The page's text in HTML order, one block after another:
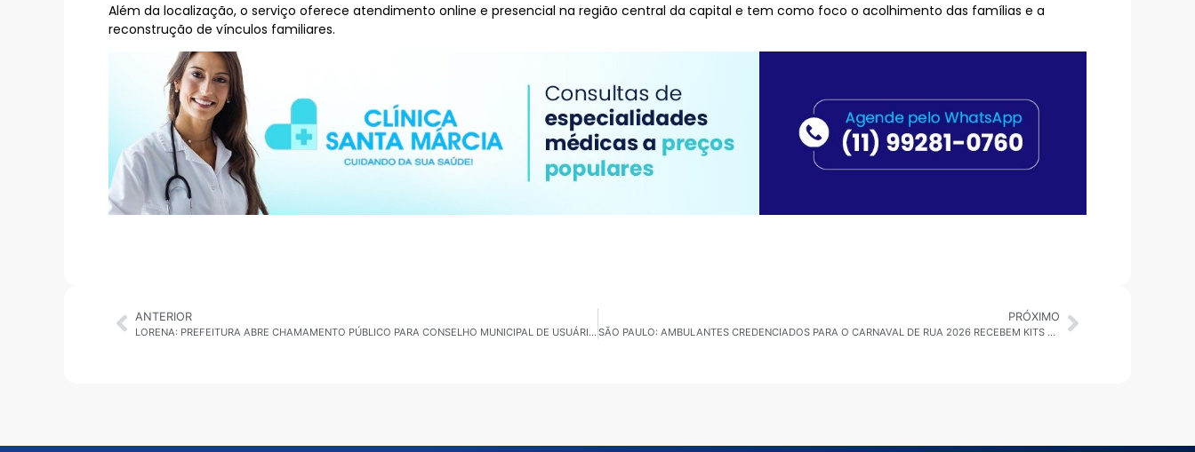
Além da localização, o serviço oferece atendimento online e presencial na região central da capital e tem como foco o acolhimento das famílias e a
reconstrução de vínculos familiares.
ANTERIOR
LORENA: PREFEITURA ABRE CHAMAMENTO PÚBLICO PARA CONSELHO MUNICIPAL DE USUÁRIO DE SERVIÇO
PRÓXIMO
SÃO PAULO: AMBULANTES CREDENCIADOS PARA O CARNAVAL DE RUA 2026 RECEBEM KITS E INICIAM TREINAMENTO NA CAPITAL